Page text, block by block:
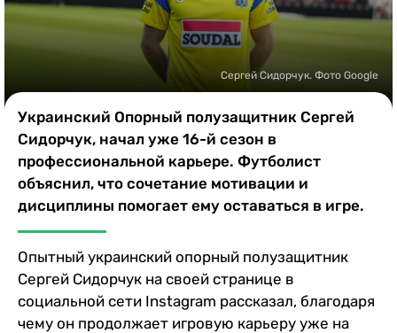
Сергей Сидорчук. Фото Google
Украинский Опорный полузащитник Сергей
Сидорчук, начал уже 16-й сезон в
профессиональной карьере. Футболист
объяснил, что сочетание мотивации и
дисциплины помогает ему оставаться в игре.
Опытный украинский опорный полузащитник
Сергей Сидорчук на своей странице в
социальной сети Instagram рассказал, благодаря
чему он продолжает игровую карьеру уже на